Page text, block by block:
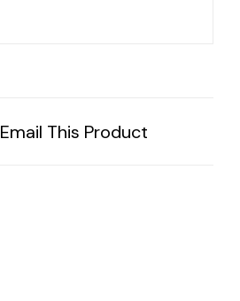
Email This Product